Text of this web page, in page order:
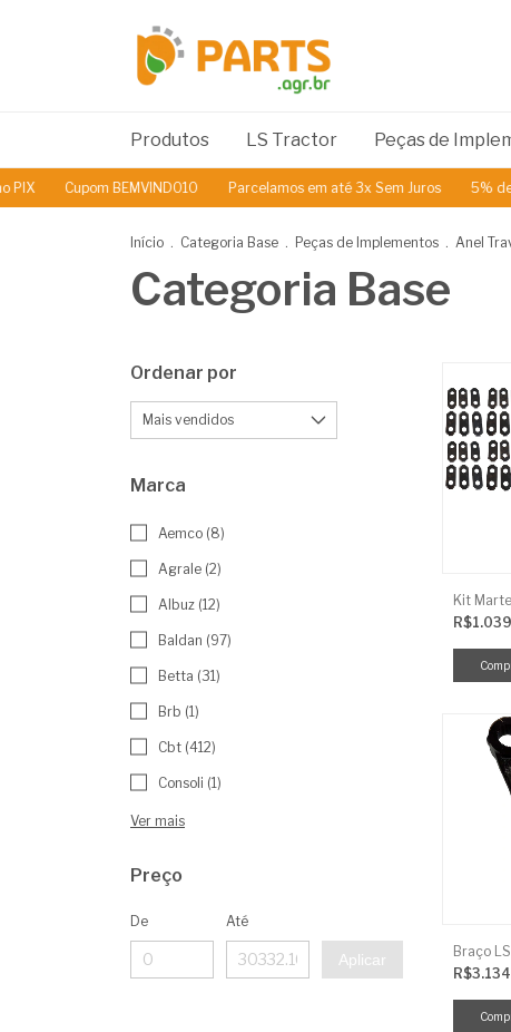
Produtos LS Tractor Peças de
BEMVINDO10 Parcelamos em até 3x Sem Juros 5% de Desconto
Início . Categoria Base . Peças de Implementos . Anel
Categoria Base
Ordenar por
Marca
Aemco (8)
Agrale (2)
Albuz (12)
Baldan (97)
Betta (31)
Brb (1)
Cbt (412)
Consoli (1)
Ver mais
Preço
De Até
Aplicar
Kit